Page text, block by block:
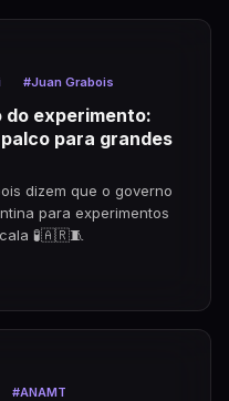
#Juan Grabois
experimento:
para grandes
dizem que o governo
para experimentos
🧪🇦🇷🧵
#ANAMT